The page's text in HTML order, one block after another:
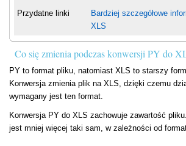
Przydatne linki
Bardziej szczegółowe
XLS
Co się zmienia podczas konwersji PY do
PY to format pliku, natomiast XLS to starszy
Konwersja zmienia plik na XLS, dzięki czemu
wymagany jest ten format.
Konwersja PY do XLS zachowuje zawartość
jest mniej więcej taki sam, w zależności od